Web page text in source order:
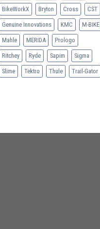
BikeWorkX Bryton Cross CST
Genuine Innovations KMC M-BIKE
Mahle MERIDA Prologo
Ritchey Ryde Sapim Sigma
Slime Tektro Thule Trail-Gator